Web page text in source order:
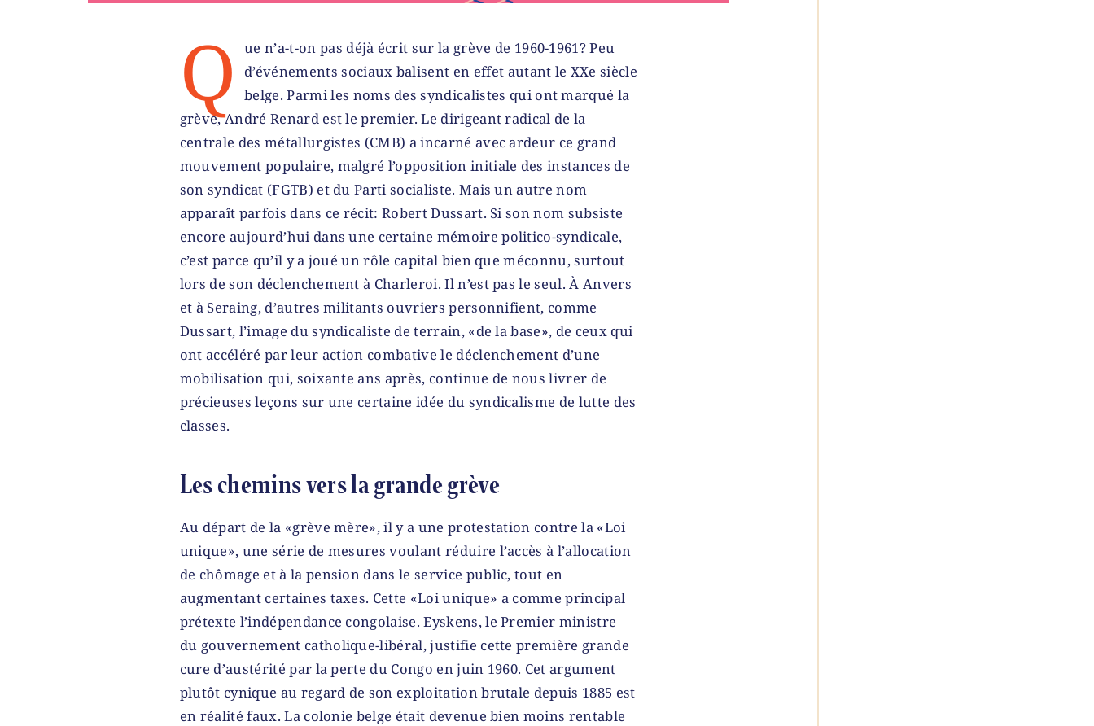
Q
ue n’a-t-on pas déjà écrit sur la grève de 1960-1961? Peu
d’événements sociaux balisent en effet autant le XXe siècle
belge. Parmi les noms des syndicalistes qui ont marqué la
grève, André Renard est le premier. Le dirigeant radical de la
centrale des métallurgistes (CMB) a incarné avec ardeur ce grand
mouvement populaire, malgré l’opposition initiale des instances de
son syndicat (FGTB) et du Parti socialiste. Mais un autre nom
apparaît parfois dans ce récit: Robert Dussart. Si son nom subsiste
encore aujourd’hui dans une certaine mémoire politico-syndicale,
c’est parce qu’il y a joué un rôle capital bien que méconnu, surtout
lors de son déclenchement à Charleroi. Il n’est pas le seul. À Anvers
et à Seraing, d’autres militants ouvriers personnifient, comme
Dussart, l’image du syndicaliste de terrain, «de la base», de ceux qui
ont accéléré par leur action combative le déclenchement d’une
mobilisation qui, soixante ans après, continue de nous livrer de
précieuses leçons sur une certaine idée du syndicalisme de lutte des
classes.
Les chemins vers la grande grève
Au départ de la «grève mère», il y a une protestation contre la «Loi
unique», une série de mesures voulant réduire l’accès à l’allocation
de chômage et à la pension dans le service public, tout en
augmentant certaines taxes. Cette «Loi unique» a comme principal
prétexte l’indépendance congolaise. Eyskens, le Premier ministre
du gouvernement catholique-libéral, justifie cette première grande
cure d’austérité par la perte du Congo en juin 1960. Cet argument
plutôt cynique au regard de son exploitation brutale depuis 1885 est
en réalité faux. La colonie belge était devenue bien moins rentable